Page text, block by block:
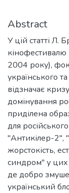
Abstract
У цій статті Л.
2004 року),
українського
відзначає
домінування
приділена
для
"Антикілер-2",
жорстокість,
синдром" у цих
де добро
український